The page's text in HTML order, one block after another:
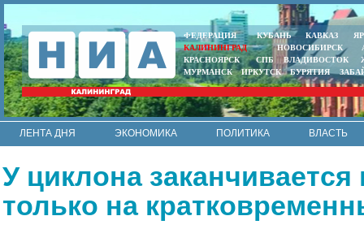
ФЕДЕРАЦИЯ КУБАНЬ КАВКАЗ
КАЛИНИНГРАД
НОВОСИБИРСК
КРАСНОЯРСК
СПБ ВЛАДИВОСТОК
МУРМАНСК
ИРКУТСК БУРЯТИЯ
ЛЕНТА ДНЯ ЭКОНОМИКА ПОЛИТИКА
ВЛАСТЬ
RSS
У циклона
только на